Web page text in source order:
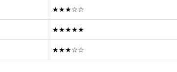
★★★☆☆
★★★★★
★★★☆☆